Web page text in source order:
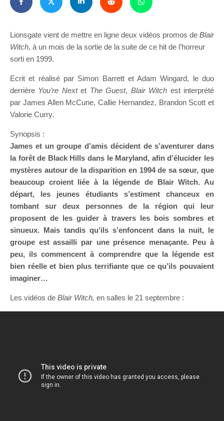
Lionsgate vient de mettre en ligne deux vidéos promos de Blair
Witch, à un mois de la sortie de la suite de ce hit de l’horreur
sorti en 1999.
Ecrit et réalisé par Simon Barrett et Adam Wingard, le duo
derrière You’re Nextet The Guest, Blair Witch est interprété
par James Allen McCune, Callie Hernandez, Brandon Scott et
Valorie Curry.
Synopsis :
James et un groupe d’amis décident de s’aventurer dans
la forêt de Black Hills dans le Maryland, afin d’élucider les
mystères autour de la disparition en 1994 de sa sœur, que
beaucoup croient liée à la légende de Blair Witch. Au
départ, les jeunes étudiants s’estiment chanceux en
tombant sur deux personnes de la région qui leur
proposent de les guider à travers les bois sombres et
sinueux. Mais tandis qu’ils s’enfoncent dans la nuit, le
groupe est assailli par une présence menaçante. Peu à
peu, ils commencent à comprendre que la légende est
bien réelle et bien plus terrifiante que ce qu’ils pouvaient
imaginer…
Les vidéos de Blair Witch, en salles le 21 septembre :